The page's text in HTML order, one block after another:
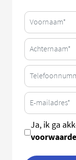
Ja, ik ga